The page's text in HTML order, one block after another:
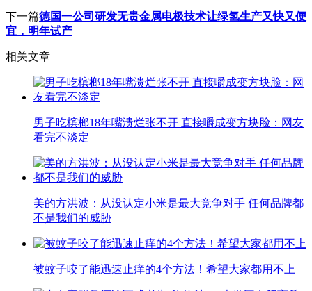
下一篇德国一公司研发无贵金属电极技术让绿氢生产又快又便
宜，明年试产
相关文章
男子吃槟榔18年嘴溃烂张不开 直接嚼成变方块脸：网友
看完不淡定
美的方洪波：从没认定小米是最大竞争对手 任何品牌都
不是我们的威胁
被蚊子咬了能迅速止痒的4个方法！希望大家都用不上